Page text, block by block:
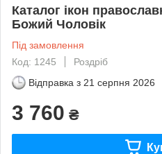
Каталог ікон
Божий Чоловік
Під замовлення
Код: 1245
Роздріб
Відправка з 21 серпня 2026
3 760 ₴